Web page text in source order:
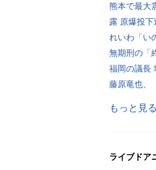
熊本で最大
露 原爆投
れいわ「い
無期刑の「
福岡の議長
藤原竜也、
もっと見る
ライブドア